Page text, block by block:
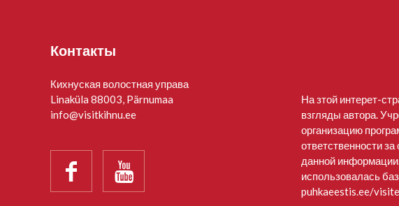
Контакты
Кихнуская волостная управа
Linaküla 88003, Pärnumaa
info@visitkihnu.ee
 
На зтой интерет-
взгляды автора.
организацию
ответственности
данной
использовалась
puhkaeestis.ee/